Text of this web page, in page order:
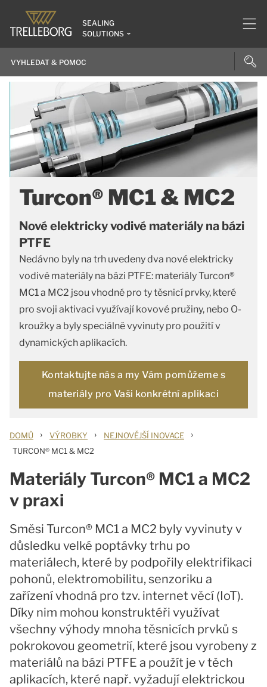
SEALING
SOLUTIONS
Turcon® MC1 & MC2
Nové elektricky vodivé materiály na bázi
PTFE
Nedávno byly na trh uvedeny dva nové elektricky
vodivé materiály na bázi PTFE: materiály Turcon®
MC1 a MC2 jsou vhodné pro ty těsnicí prvky, které
pro svoji aktivaci využívají kovové pružiny, nebo O-
kroužky a byly speciálně vyvinuty pro použití v
dynamických aplikacích.
Kontaktujte nás a my Vám pomůžeme s
materiály pro Vaši konkrétní aplikaci
DOMŮ › VÝROBKY › NEJNOVĚJŠÍ INOVACE ›
TURCON® MC1 & MC2
Materiály Turcon® MC1 a MC2
v praxi
Směsi Turcon® MC1 a MC2 byly vyvinuty v
důsledku velké poptávky trhu po
materiálech, které by podpořily elektrifikaci
pohonů, elektromobilitu, senzoriku a
zařízení vhodná pro tzv. internet věcí (IoT).
Díky nim mohou konstruktéři využívat
všechny výhody mnoha těsnicích prvků s
pokrokovou geometrií, které jsou vyrobeny z
materiálů na bázi PTFE a použít je v těch
aplikacích, které např. vyžadují elektrickou